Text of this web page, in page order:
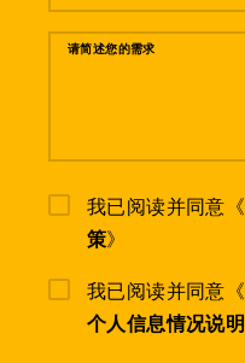
请简述您的需求
我已阅读并同意《
策》
我已阅读并同意《
个人信息情况说明